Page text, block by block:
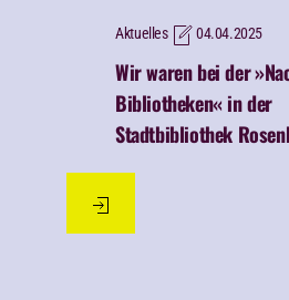
Aktuelles 01.10.2025
Leinwand statt Buch:
Stadtbibliothek mit dem